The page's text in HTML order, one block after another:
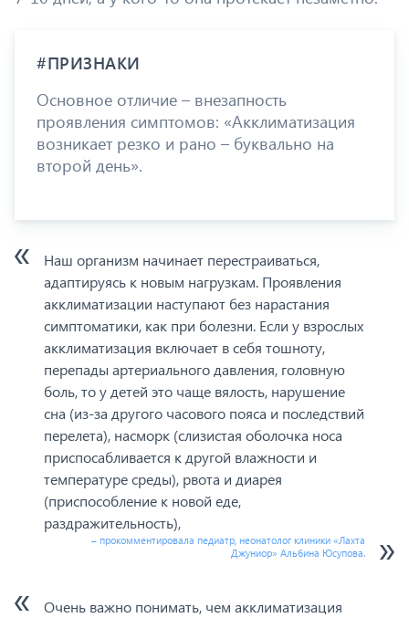
#ПРИЗНАКИ
Основное отличие – внезапность
проявления симптомов: «Акклиматизация
возникает резко и рано – буквально на
второй день».
Наш организм начинает перестраиваться,
адаптируясь к новым нагрузкам. Проявления
акклиматизации наступают без нарастания
симптоматики, как при болезни. Если у взрослых
акклиматизация включает в себя тошноту,
перепады артериального давления, головную
боль, то у детей это чаще вялость, нарушение
сна (из-за другого часового пояса и последствий
перелета), насморк (слизистая оболочка носа
приспосабливается к другой влажности и
температуре среды), рвота и диарея
(приспособление к новой еде,
раздражительность),
– прокомментировала педиатр, неонатолог клиники «Лахта
Джуниор» Альбина Юсупова.
Очень важно понимать, чем акклиматизация